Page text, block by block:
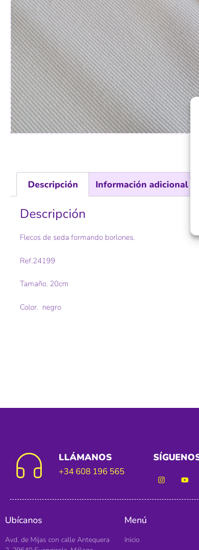
Descripción Información adicional
Descripción
Flecos de seda formando borlones.
Ref.24199
Tamaño. 20cm
Color. negro
LLÁMANOS
+34 608 196 565
Ubícanos
Avd. de Mijas con calle Antequera
Menú
Inicio